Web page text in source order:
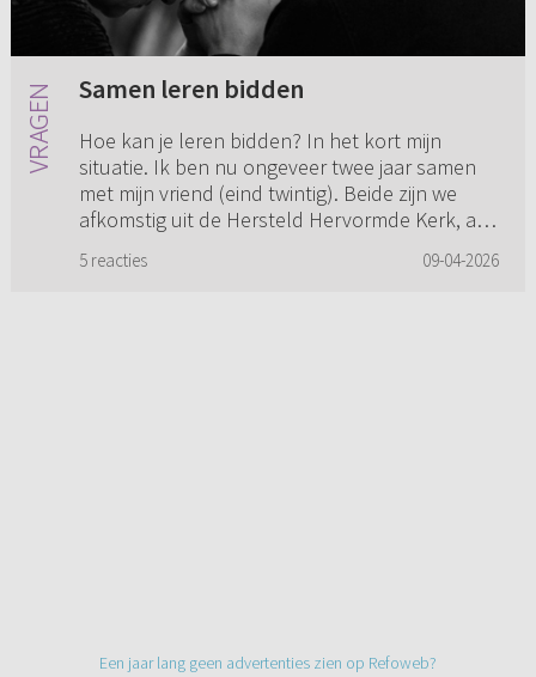
Samen leren bidden
Hoe kan je leren bidden? In het kort mijn
situatie. Ik ben nu ongeveer twee jaar samen
met mijn vriend (eind twintig). Beide zijn we
afkomstig uit de Hersteld Hervormde Kerk, al
5 reacties 09-04-2026
Een jaar lang geen advertenties zien op Refoweb?